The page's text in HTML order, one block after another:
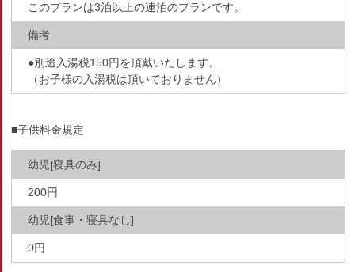
このプランは3泊以上の連泊のプランです。
備考
●別途入湯税150円を頂戴いたします。
（お子様の入湯税は頂いておりません）
■子供料金規定
幼児[寝具のみ]
200円
幼児[食事・寝具なし]
0円